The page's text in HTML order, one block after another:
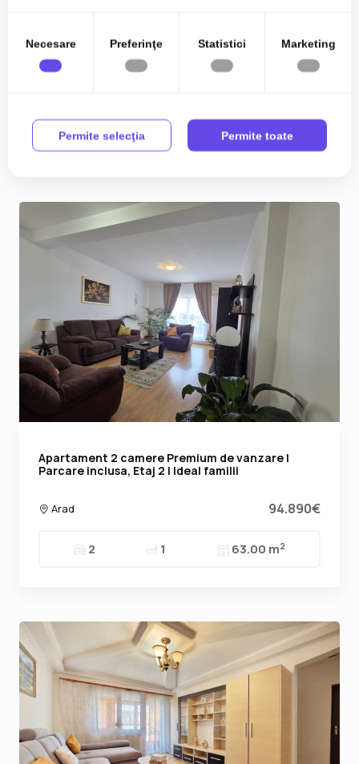
Apartament cu 2 camere de vanzare in
Timisoara, zona Girocului
2 57.00 m
Apartament 2 camere Premium de vanzare |
Parcare inclusa, Etaj 2 | Ideal familii
Arad 94.890€
2 1 63.00 m2
Necesare Preferinţe Statistici Marketing
Permite selecţia Permite toate